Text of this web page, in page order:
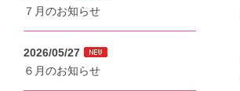
７月のお知らせ
2026/05/27
６月のお知らせ